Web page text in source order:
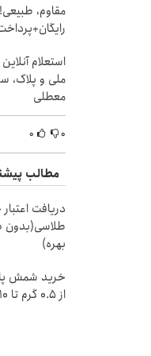
مقاوم،
استعلام
ملی و پلاک،
معطلی
۰ ۰
مطالب
دریافت اعتبار
طلاسی(بدون
بهره)
خرید شمش
از ۰.۵ گرم تا ۱۰ گرم